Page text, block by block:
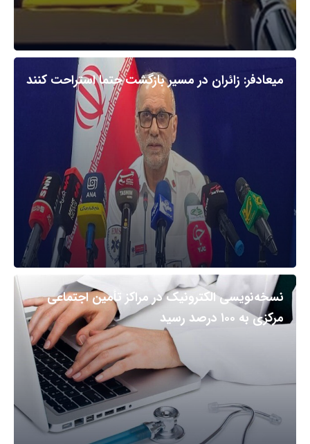
میعادفر: زائران در مسیر بازگشت حتما استراحت کنند
نسخه‌نویسی الکترونیک در مراکز تأمین اجتماعی
مرکزی به ۱۰۰ درصد رسید